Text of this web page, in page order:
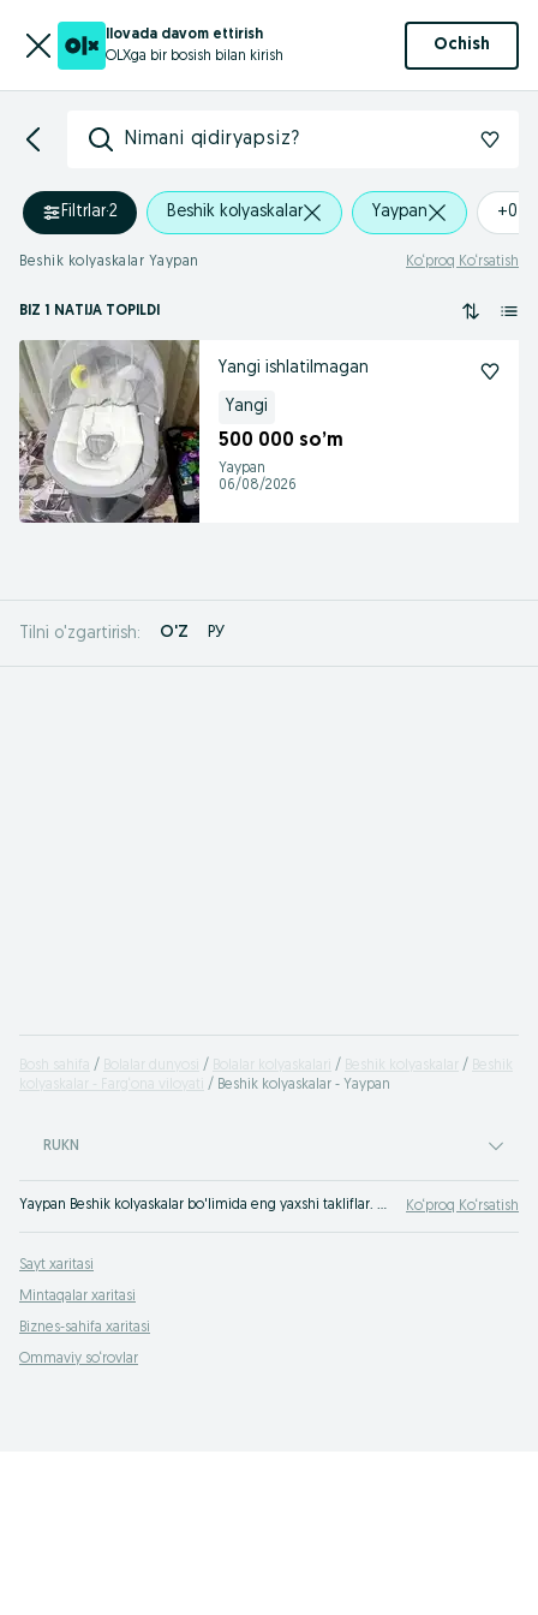
Ilovada davom ettirish
OLXga bir bosish bilan kirish
Ochish
Nimani qidiryapsiz?
Filtrlar·2 Beshik kolyaskalar Yaypan +0
Beshik kolyaskalar Yaypan Ko‘proq Ko‘rsatish
BIZ 1 NATIJA TOPILDI
Yangi ishlatilmagan
Yangi
500 000 so’m
Yaypan
06/08/2026
Tilni o'zgartirish: O'Z РУ
Bosh sahifa Bolalar dunyosi Bolalar kolyaskalari Beshik kolyaskalar
Beshik
kolyaskalar - Farg‘ona viloyati
Beshik kolyaskalar - Yaypan
RUKN
Yaypan Beshik kolyaskalar bo'limida eng yaxshi takliflar. OLXda hamyonbop narxlarda mahsulot va xizmatlarning katta tanlovi! OLX.uz da ko'plab takliflar! Ko‘proq Ko‘rsatish
Sayt xaritasi
Mintaqalar xaritasi
Biznes-sahifa xaritasi
Ommaviy so‘rovlar